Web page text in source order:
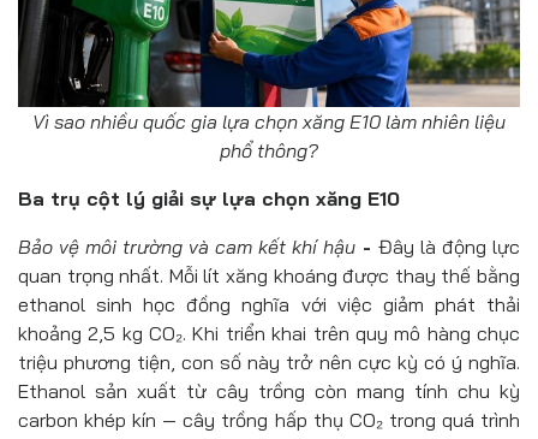
Vì sao nhiều quốc gia lựa chọn xăng E10 làm nhiên liệu
phổ thông?
Ba trụ cột lý giải sự lựa chọn xăng E10
Bảo vệ môi trường và cam kết khí hậu - Đây là động lực
quan trọng nhất. Mỗi lít xăng khoáng được thay thế bằng
ethanol sinh học đồng nghĩa với việc giảm phát thải
khoảng 2,5 kg CO₂. Khi triển khai trên quy mô hàng chục
triệu phương tiện, con số này trở nên cực kỳ có ý nghĩa.
Ethanol sản xuất từ cây trồng còn mang tính chu kỳ
carbon khép kín — cây trồng hấp thụ CO₂ trong quá trình